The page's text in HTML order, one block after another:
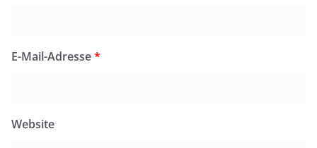
E-Mail-Adresse*
Website